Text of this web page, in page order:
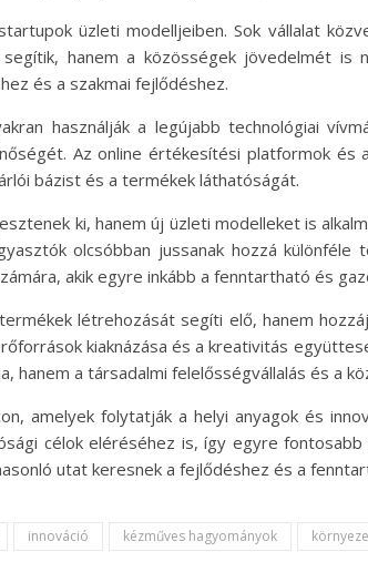
üzleti modelljeiben. Sok vállalat
hanem a közösségek jövedelmét is
és a szakmai fejlődéshez.
használják a legújabb technológiai
Az online értékesítési platformok és
bázist és a termékek láthatóságát.
ki, hanem új üzleti modelleket is
olcsóbban jussanak hozzá különféle
akik egyre inkább a fenntartható és
létrehozását segíti elő, hanem
kiaknázása és a kreativitás
hanem a társadalmi felelősségvállalás és a
amelyek folytatják a helyi anyagok és
célok eléréséhez is, így egyre
utat keresnek a fejlődéshez és a
innováció kézműves hagyományok